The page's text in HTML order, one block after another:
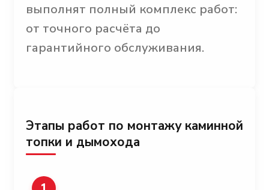
выполнят полный комплекс работ:
от точного расчёта до
гарантийного обслуживания.
Этапы работ по монтажу каминной
топки и дымохода